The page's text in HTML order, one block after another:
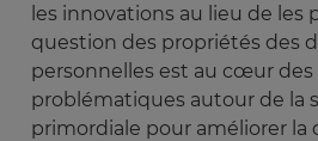
les innovations au lieu de les
question des propriétés des
personnelles est au cœur
problématiques autour de la
primordiale pour améliorer la